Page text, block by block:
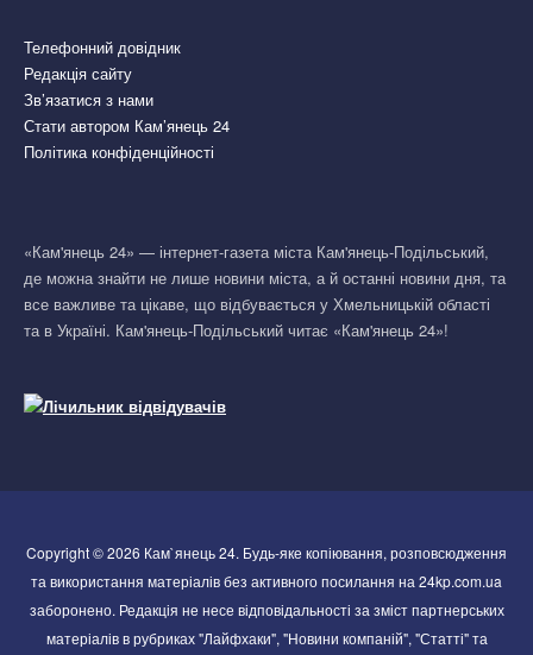
Телефонний довідник
Редакція сайту
Зв’язатися з нами
Стати автором Кам’янець 24
Політика конфіденційності
«Кам'янець 24» — інтернет-газета міста Кам'янець-Подільський,
де можна знайти не лише новини міста, а й останні новини дня, та
все важливе та цікаве, що відбувається у Хмельницькій області
та в Україні. Кам'янець-Подільський читає «Кам'янець 24»!
Copyright © 2026 Кам`янець 24. Будь-яке копіювання, розповсюдження
та використання матеріалів без активного посилання на 24kp.com.ua
заборонено. Редакція не несе відповідальності за зміст партнерських
матеріалів в рубриках "Лайфхаки", "Новини компаній", "Статті" та